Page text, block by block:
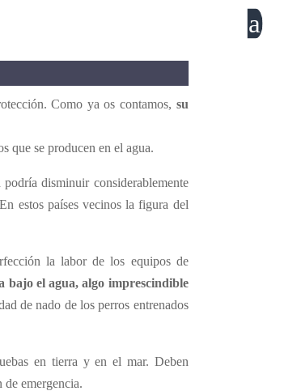
a
Como ya os contamos, su
que se producen en el agua.
disminuir considerablemente
estos países vecinos la figura del
la labor de los equipos de
bajo el agua, algo imprescindible
de nado de los perros entrenados
en tierra y en el mar. Deben
de emergencia.